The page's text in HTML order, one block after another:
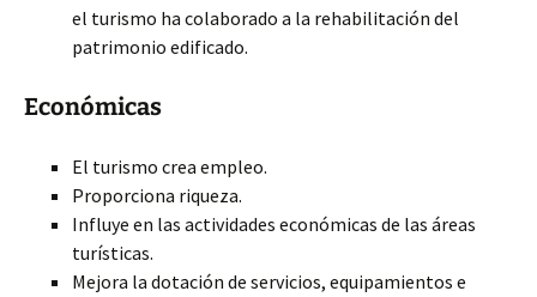
el turismo ha colaborado a la rehabilitación del
patrimonio edificado.
Económicas
El turismo crea empleo.
Proporciona riqueza.
Influye en las actividades económicas de las áreas
turísticas.
Mejora la dotación de servicios, equipamientos e